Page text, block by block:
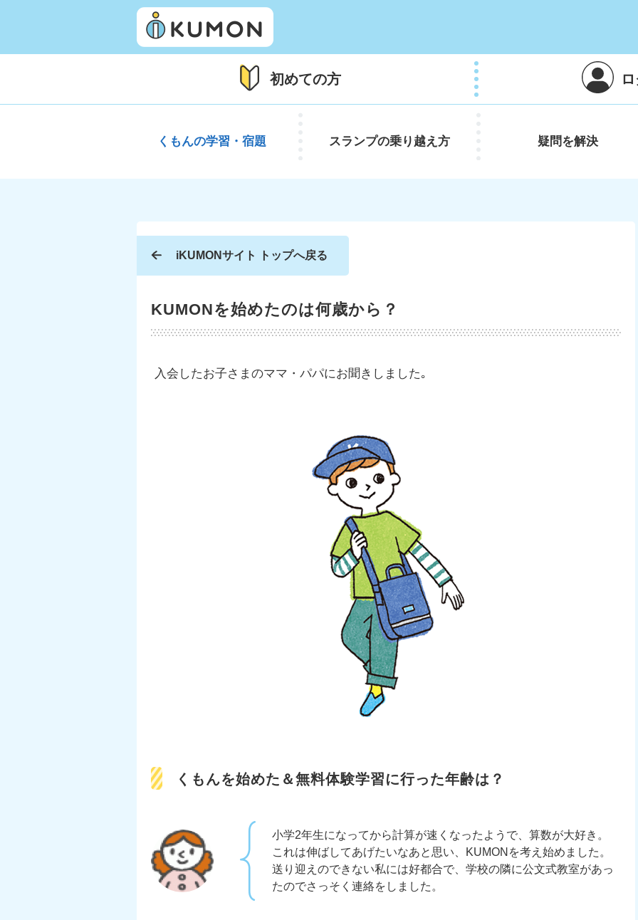
初めての方
くもんの学習・宿題 スランプの乗り越え方 疑問を解決
iKUMONサイト トップへ戻る
KUMONを始めたのは何歳から？
入会したお子さまのママ・パパにお聞きしました｡
くもんを始めた＆無料体験学習に行った年齢は？
小学2年生になってから計算が速くなったようで、算数が大好き。
これは伸ばしてあげたいなあと思い、KUMONを考え始めました。
送り迎えのできない私には好都合で、学校の隣に公文式教室があっ
たのでさっそく連絡をしました。